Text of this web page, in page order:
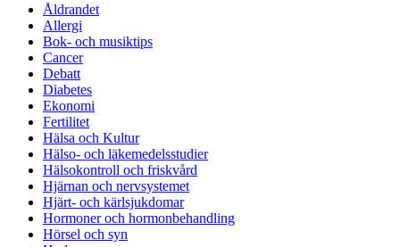
Åldrandet
Allergi
Bok- och musiktips
Cancer
Debatt
Diabetes
Ekonomi
Fertilitet
Hälsa och Kultur
Hälso- och läkemedelsstudier
Hälsokontroll och friskvård
Hjärnan och nervsystemet
Hjärt- och kärlsjukdomar
Hormoner och hormonbehandling
Hörsel och syn